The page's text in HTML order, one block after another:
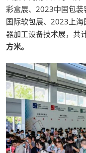
彩盒展、2023中国包
国际软包展、2023上
器加工设备技术展，共
方米。